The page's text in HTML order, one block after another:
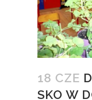
18 CZE
SKO W